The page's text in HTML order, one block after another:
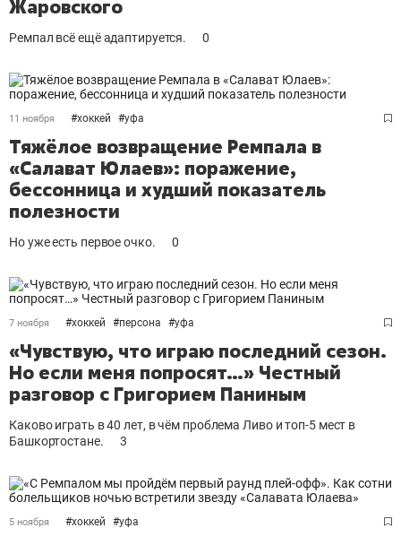
Жаровского
Ремпал всё ещё адаптируется. 0
11 ноября #хоккей #уфа
Тяжёлое возвращение Ремпала в
«Салават Юлаев»: поражение,
бессонница и худший показатель
полезности
Но уже есть первое очко. 0
7 ноября #хоккей #персона #уфа
«Чувствую, что играю последний сезон.
Но если меня попросят…» Честный
разговор с Григорием Паниным
Каково играть в 40 лет, в чём проблема Ливо и топ-5 мест в
Башкортостане.
3
5 ноября #хоккей #уфа